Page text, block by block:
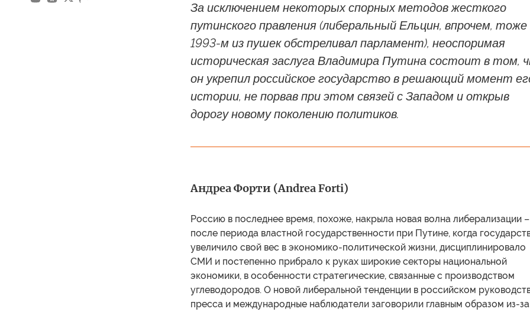
За исключением некоторых спорных методов жесткого
путинского правления (либеральный Ельцин, впрочем, тоже
1993-м из пушек обстреливал парламент), неоспоримая
историческая заслуга Владимира Путина состоит в том,
он укрепил российское государство в решающий момент
истории, не порвав при этом связей с Западом и открыв
дорогу новому поколению политиков.
Андреа Форти (Andrea Forti)
Россию в последнее время, похоже, накрыла новая волна либерализации –
после периода властной государственности при Путине, когда
увеличило свой вес в экономико-политической жизни, дисциплинировало
СМИ и постепенно прибрало к руках широкие секторы национальной
экономики, в особенности стратегические, связанные с производством
углеводородов. О новой либеральной тенденции в российском
пресса и международные наблюдатели заговорили главным образом из-за